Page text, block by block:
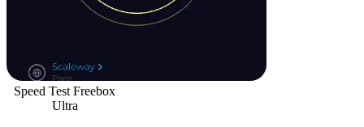
Speed Test Freebox
Ultra